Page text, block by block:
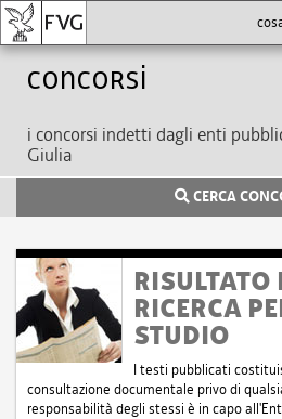
Concorsi
i concorsi indetti dagli enti
Giulia
CERCA
RISULTATO
RICERCA
STUDIO
I testi pubblicati
consultazione documentale privo di
responsabilità degli stessi è in capo